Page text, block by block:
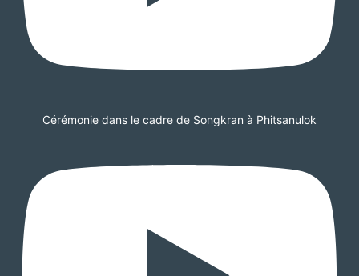
Cérémonie dans le cadre de Songkran à Phitsanulok